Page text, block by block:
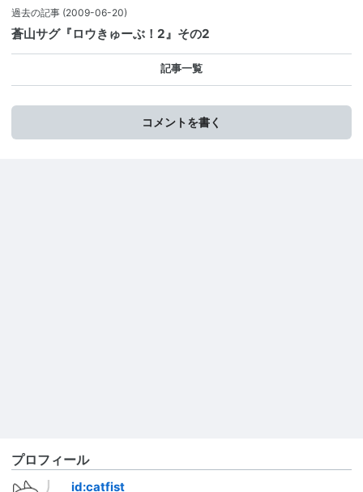
過去の記事 (2009-06-20)
蒼山サグ『ロウきゅーぶ！2』その2
記事一覧
コメントを書く
プロフィール
id:catfist